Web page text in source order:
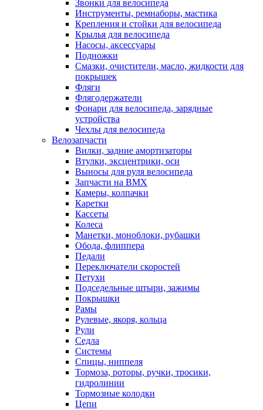
Звонки для велосипеда
Инструменты, ремнаборы, мастика
Крепления и стойки для велосипеда
Крылья для велосипеда
Насосы, аксессуары
Подножки
Смазки, очистители, масло, жидкости для
покрышек
Фляги
Флягодержатели
Фонари для велосипеда, зарядные
устройства
Чехлы для велосипеда
Велозапчасти
Вилки, задние амортизаторы
Втулки, эксцентрики, оси
Выносы для руля велосипеда
Запчасти на BMX
Камеры, колпачки
Каретки
Кассеты
Колеса
Манетки, моноблоки, рубашки
Обода, флиппера
Педали
Переключатели скоростей
Петухи
Подседельные штыри, зажимы
Покрышки
Рамы
Рулевые, якоря, кольца
Рули
Седла
Системы
Спицы, ниппеля
Тормоза, роторы, ручки, тросики,
гидролинии
Тормозные колодки
Цепи